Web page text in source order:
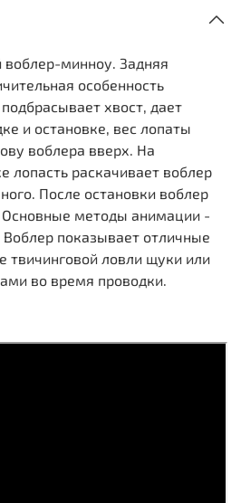
воблер-минноу. Задняя
особенность
хвост, дает
и остановке, вес лопаты
воблера вверх. На
лопасть раскачивает воблер
После остановки воблер
методы анимации -
Воблер показывает отличные
твичинговой ловли щуки или
во время проводки.